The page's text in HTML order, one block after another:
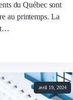
du Québec sont
au printemps. La
avril 19, 2024